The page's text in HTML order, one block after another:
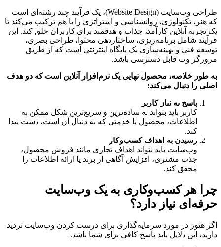
طراحی وب‌سایت (Website Design)، یک فرآیند چند رشته‌ای است
که هنر، تکنولوژی، روانشناسی و استراتژی را با هم ترکیب می‌کند تا
یک تجربه آنلاین کارآمد، جذاب و هدفمند برای کاربران خلق کند. این
فرآیند شامل برنامه‌ریزی، ساختاردهی محتوا، طراحی بصری،
توسعه فنی و بهینه‌سازی یک پایگاه اینترنتی است که از طریق
مرورگر وب قابل دسترسی باشد.
به طور خلاصه، محصول نهایی یک نرم‌افزار آنلاین است که دو هدف
اصلی را دنبال می‌کند:
پاسخ به نیاز کاربر
کاربر باید بتواند به ساده‌ترین و سریع‌ترین شکل ممکن به
اطلاعات، محصول یا خدمتی که به دنبال آن است، دست پیدا
کند.
رسیدن به اهداف کسب‌وکار
وب‌سایت باید بتواند اهداف تجاری مانند فروش محصول،
جذب مشتری، افزایش آگاهی از برند یا ارائه اطلاعات را
محقق کند.
چرا هر کسب‌وکاری به یک وب‌سایت
حرفه‌ای نیاز دارد؟
اگر هنوز در مورد سرمایه‌گذاری برای درست کردن وب‌سایت تردید
دارید، این دلایل باید پاسخ کافی برای شما باشد.